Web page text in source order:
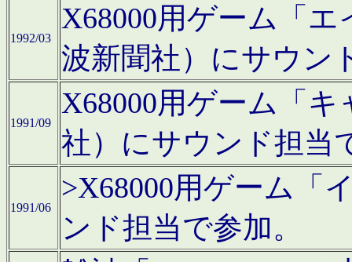
1992/03
X68000用ゲーム「
波新聞社）にサウン
1991/09
X68000用ゲーム「
社）にサウンド担当
1991/06
>X68000用ゲーム「
ンド担当で参加。